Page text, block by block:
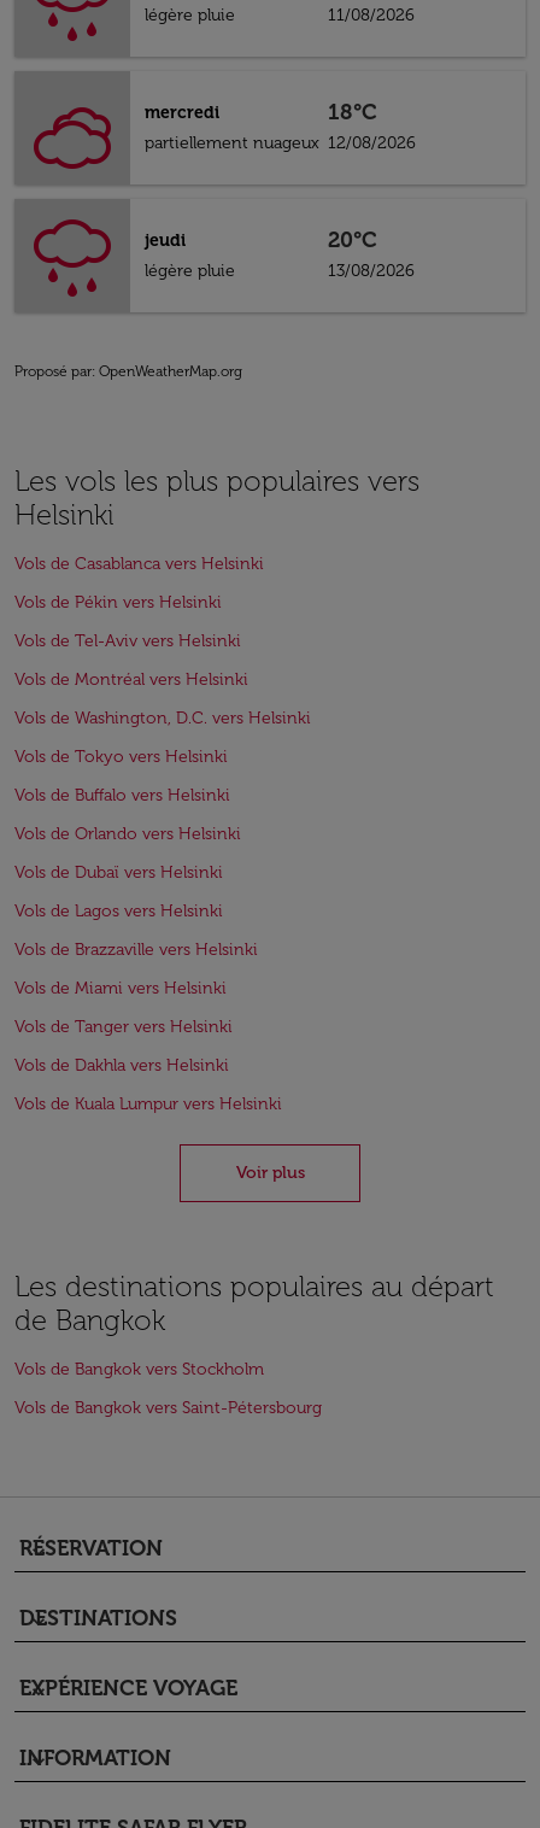
légère pluie
11/08/2026
mercredi
partiellement nuageux
18°C
12/08/2026
jeudi
légère pluie
20°C
13/08/2026
Proposé par: OpenWeatherMap.org
Les vols les plus populaires vers
Helsinki
Vols de Casablanca vers Helsinki
Vols de Pékin vers Helsinki
Vols de Tel-Aviv vers Helsinki
Vols de Montréal vers Helsinki
Vols de Washington, D.C. vers Helsinki
Vols de Tokyo vers Helsinki
Vols de Buffalo vers Helsinki
Vols de Orlando vers Helsinki
Vols de Dubaï vers Helsinki
Vols de Lagos vers Helsinki
Vols de Brazzaville vers Helsinki
Vols de Miami vers Helsinki
Vols de Tanger vers Helsinki
Vols de Dakhla vers Helsinki
Vols de Kuala Lumpur vers Helsinki
Voir plus
Les destinations populaires au départ
de Bangkok
Vols de Bangkok vers Stockholm
Vols de Bangkok vers Saint-Pétersbourg
RÉSERVATION
keyboard_arrow_down
DESTINATIONS
keyboard_arrow_down
EXPÉRIENCE VOYAGE
keyboard_arrow_down
INFORMATION
keyboard_arrow_down